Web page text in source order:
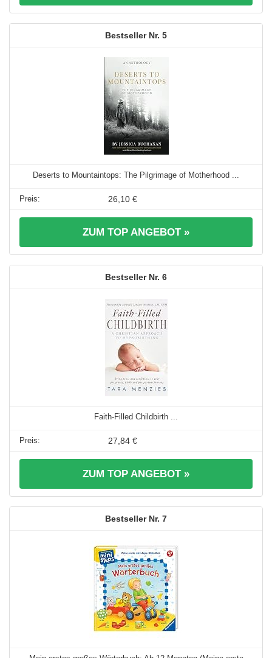
5
Deserts to Mountaintops: The Pilgrimage of Motherhood ...
26,10 €
ZUM TOP ANGEBOT »
6
Faith-Filled Childbirth ...
27,84 €
ZUM TOP ANGEBOT »
7